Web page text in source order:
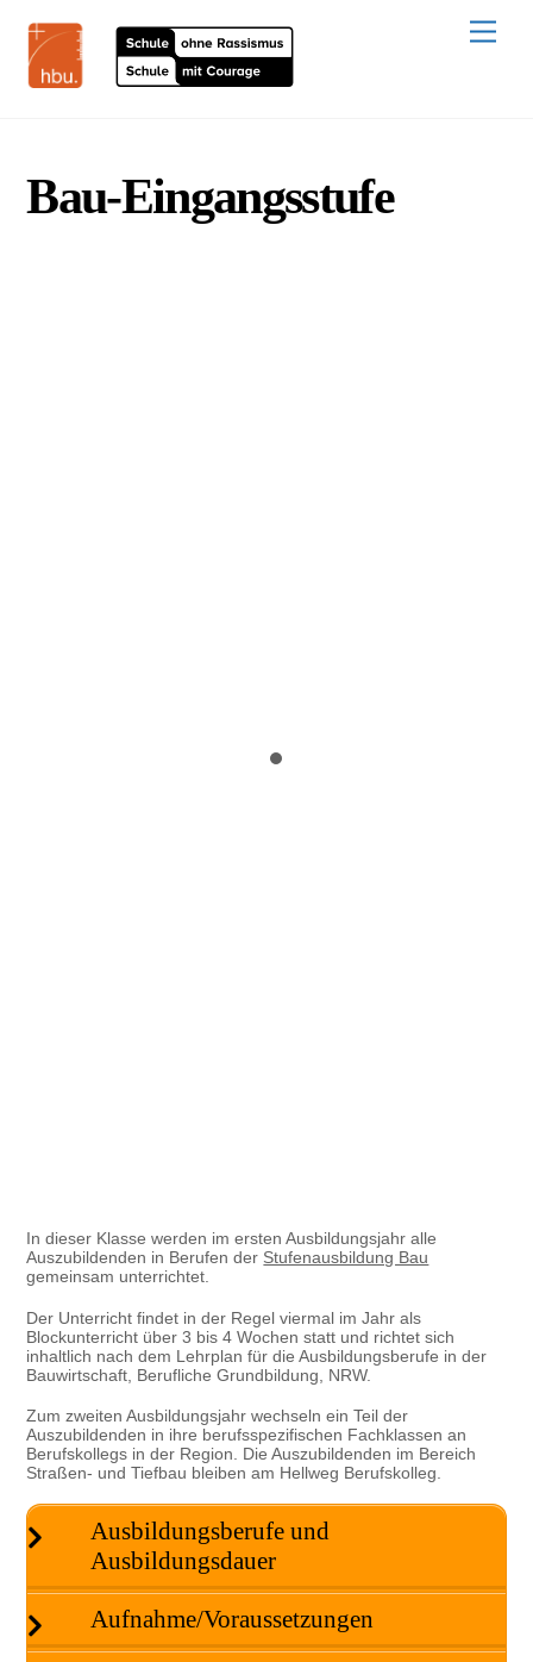
content
Bau-Eingangsstufe
In dieser Klasse werden im ersten Ausbildungsjahr alle
Auszubildenden in Berufen der Stufenausbildung Bau
gemeinsam unterrichtet.
Der Unterricht findet in der Regel viermal im Jahr als
Blockunterricht über 3 bis 4 Wochen statt und richtet sich
inhaltlich nach dem Lehrplan für die Ausbildungsberufe in der
Bauwirtschaft, Berufliche Grundbildung, NRW.
Zum zweiten Ausbildungsjahr wechseln ein Teil der
Auszubildenden in ihre berufsspezifischen Fachklassen an
Berufskollegs in der Region. Die Auszubildenden im Bereich
Straßen- und Tiefbau bleiben am Hellweg Berufskolleg.
Ausbildungsberufe und
Ausbildungsdauer
Aufnahme/Voraussetzungen